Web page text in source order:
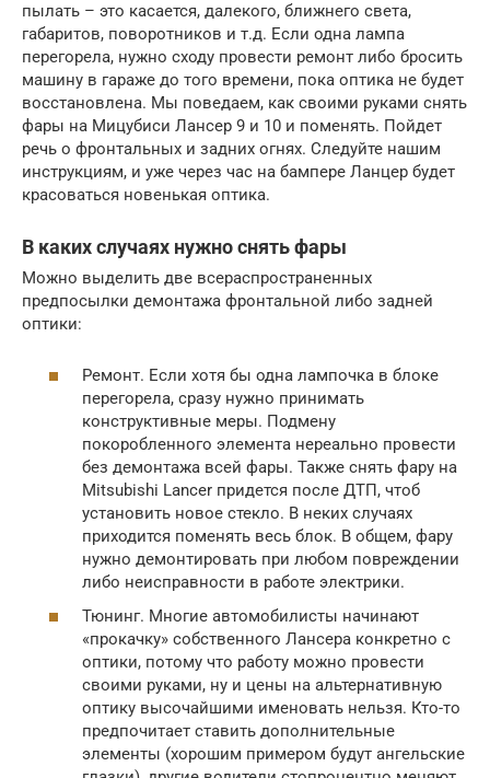
пылать – это касается, далекого, ближнего света,
габаритов, поворотников и т.д. Если одна лампа
перегорела, нужно сходу провести ремонт либо бросить
машину в гараже до того времени, пока оптика не будет
восстановлена. Мы поведаем, как своими руками снять
фары на Мицубиси Лансер 9 и 10 и поменять. Пойдет
речь о фронтальных и задних огнях. Следуйте нашим
инструкциям, и уже через час на бампере Ланцер будет
красоваться новенькая оптика.
В каких случаях нужно снять фары
Можно выделить две всераспространенных
предпосылки демонтажа фронтальной либо задней
оптики:
Ремонт. Если хотя бы одна лампочка в блоке
перегорела, сразу нужно принимать
конструктивные меры. Подмену
покоробленного элемента нереально провести
без демонтажа всей фары. Также снять фару на
Mitsubishi Lancer придется после ДТП, чтоб
установить новое стекло. В неких случаях
приходится поменять весь блок. В общем, фару
нужно демонтировать при любом повреждении
либо неисправности в работе электрики.
Тюнинг. Многие автомобилисты начинают
«прокачку» собственного Лансера конкретно с
оптики, потому что работу можно провести
своими руками, ну и цены на альтернативную
оптику высочайшими именовать нельзя. Кто-то
предпочитает ставить дополнительные
элементы (хорошим примером будут ангельские